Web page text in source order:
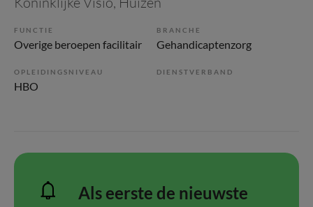
FUNCTIE
Overige beroepen facilitair
BRANCHE
Gehandicaptenzorg
OPLEIDINGSNIVEAU
HBO
DIENSTVERBAND
Als eerste de nieuwste